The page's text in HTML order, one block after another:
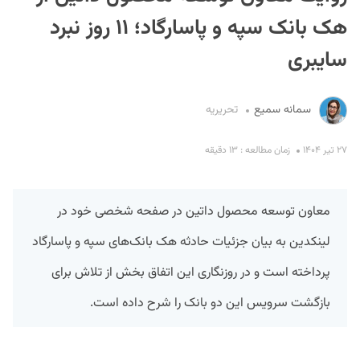
هک بانک سپه و پاسارگاد؛ ۱۱ روز نبرد
سایبری
سمانه سمیع تحریریه
۲۷ تیر ۱۴۰۴ زمان مطالعه : ۱۳ دقیقه
معاون توسعه محصول داتین در صفحه شخصی خود در
لینکدین به بیان جزئیات حادثه هک بانک‌های سپه و پاسارگاد
پرداخته است و در روزنگاری این اتفاق بخش از تلاش برای
بازگشت سرویس این دو بانک را شرح داده است.